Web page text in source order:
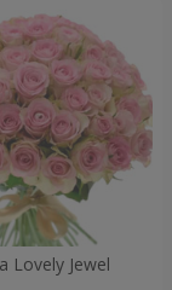
Lovely Jewel